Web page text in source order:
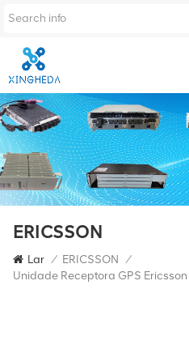
ERICSSON
Lar / ERICSSON /